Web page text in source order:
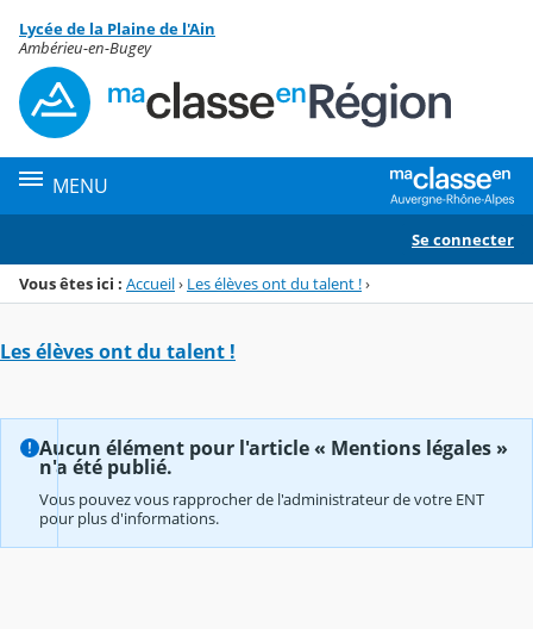
Menu de la rubrique
Contenu
Lycée de la Plaine de l'Ain
Ambérieu-en-Bugey
MENU
Se connecter
Vous êtes ici : Accueil› Les élèves ont du talent !›
Les élèves ont du talent !
Aucun élément pour l'article « Mentions légales »
n'a été publié.
Vous pouvez vous rapprocher de l'administrateur de votre ENT
pour plus d'informations.